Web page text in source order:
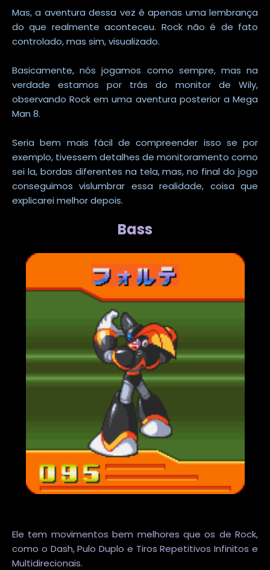
Mas, a aventura dessa vez é apenas uma lembrança
do que realmente aconteceu. Rock não é de fato
controlado, mas sim, visualizado.
Basicamente, nós jogamos como sempre, mas na
verdade estamos por trás do monitor de Wily,
observando Rock em uma aventura posterior a Mega
Man 8.
Seria bem mais fácil de compreender isso se por
exemplo, tivessem detalhes de monitoramento como
sei la, bordas diferentes na tela, mas, no final do jogo
conseguimos vislumbrar essa realidade, coisa que
explicarei melhor depois.
Bass
Ele tem movimentos bem melhores que os de Rock,
como o Dash, Pulo Duplo e Tiros Repetitivos Infinitos e
Multidirecionais.